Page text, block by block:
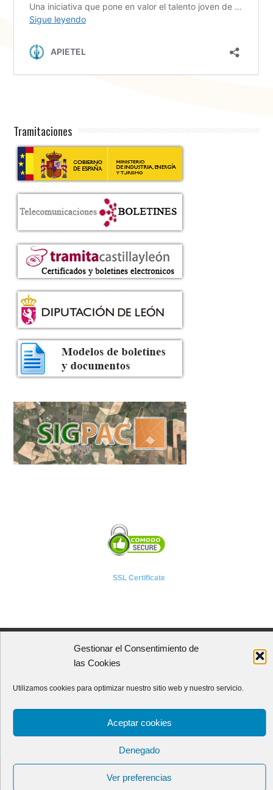
Gestionar el Consentimiento de
las Cookies
Utilizamos cookies para optimizar nuestro sitio web y nuestro servicio.
Aceptar cookies
Denegado
Ver preferencias
Tramitaciones
SSL Certificate
A P I E T E L
Telecomunicaciones y Afines de León
Avenida Independencia, 4 - 5ª planta
24001 - LEÓN (España)
Teléfono:987 218 250Fax: 987 206 817
Privacidad y aviso legal- Política de Cookies